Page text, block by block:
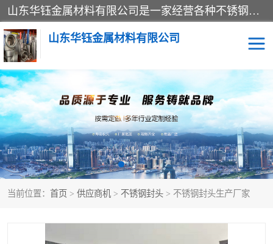
山东华钰金属材料有限公司是一家经营各种不锈钢管材、板材、圆钢、法兰、封头、型材等产品的公司；主营产品有：不锈钢管，激光切割，管件标准件，不锈钢圆钢，不锈钢人孔，不锈钢亮管，不锈钢角钢，不锈钢加工，不锈钢管子，不锈钢工业方管，不锈钢封头，不锈钢法兰，不锈钢阀门，不锈钢槽钢，不锈钢扁钢，不锈钢板等；可为客户制作各种规格的型材及不锈钢配件、非标准件及各种容器具等，能满足客户的不同采购要求。
山东华钰金属材料有限公司
当前位置： 首页 > 供应商机 > 不锈钢封头 > 不锈钢封头生产厂家
不锈钢管 激光切割
管件标准件 不锈钢圆钢
不锈钢人孔 不锈钢亮管
不锈钢角钢 不锈钢加工
不锈钢板 不锈钢工业方管